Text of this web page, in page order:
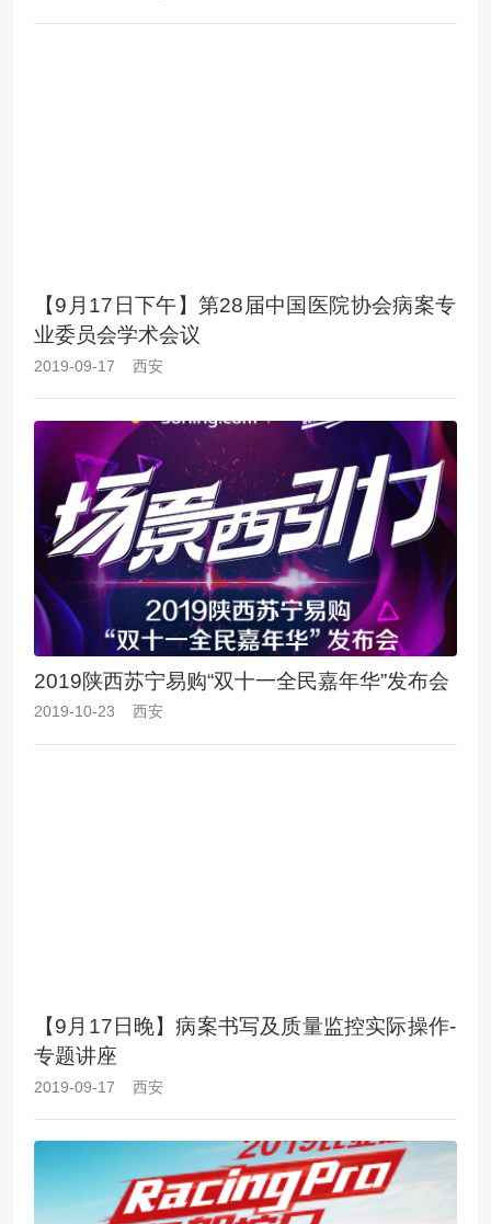
【9月17日下午】第28届中国医院协会病案专
业委员会学术会议
2019-09-17 西安
2019陕西苏宁易购“双十一全民嘉年华”发布会
2019-10-23 西安
【9月17日晚】病案书写及质量监控实际操作-
专题讲座
2019-09-17 西安